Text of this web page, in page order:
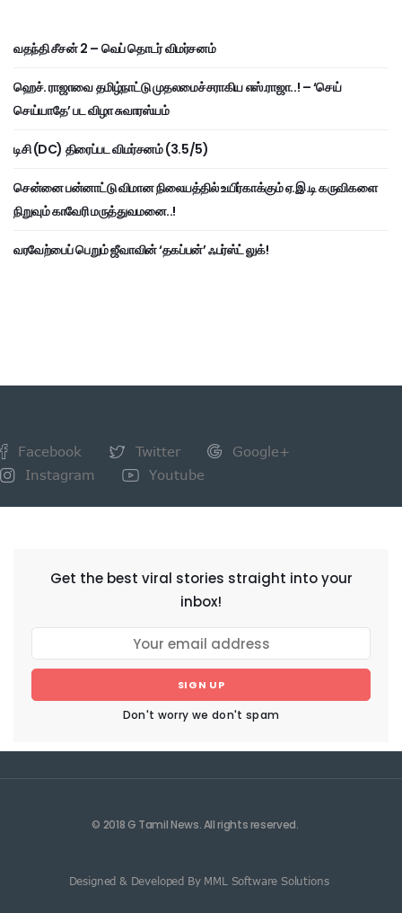
வதந்தி சீசன் 2 – வெப் தொடர் விமர்சனம்
ஹெச். ராஜாவை தமிழ்நாட்டு முதலமைச்சராகிய எஸ்.ராஜா..! – ‘செய்
செய்யாதே’ பட விழா சுவாரஸ்யம்
டிசி (DC) திரைப்பட விமர்சனம் (3.5/5)
சென்னை பன்னாட்டு விமான நிலையத்தில் உயிர்காக்கும் ஏ.இ.டி கருவிகளை
நிறுவும் காவேரி மருத்துவமனை..!
வரவேற்பைப் பெறும் ஜீவாவின் ‘தகப்பன்’ ஃபர்ஸ்ட் லுக்!
Facebook Twitter
Google+
Instagram
Youtube
Get the best viral stories straight into your
inbox!
SIGN UP
Don't worry we don't spam
© 2018 G Tamil News. All rights reserved.
Designed & Developed By MML Software Solutions